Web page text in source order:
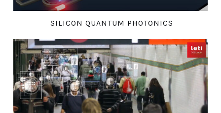
SILICON QUANTUM PHOTONICS